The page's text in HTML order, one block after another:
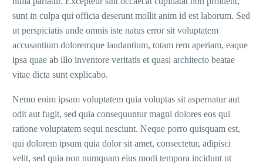
sunt in culpa qui officia deserunt mollit anim id est laborum. Sed
ut perspiciatis unde omnis iste natus error sit voluptatem
accusantium doloremque laudantium, totam rem aperiam, eaque
ipsa quae ab illo inventore veritatis et quasi architecto beatae
vitae dicta sunt explicabo.
Nemo enim ipsam voluptatem quia voluptas sit aspernatur aut
odit aut fugit, sed quia consequuntur magni dolores eos qui
ratione voluptatem sequi nesciunt. Neque porro quisquam est,
qui dolorem ipsum quia dolor sit amet, consectetur, adipisci
velit, sed quia non numquam eius modi tempora incidunt ut